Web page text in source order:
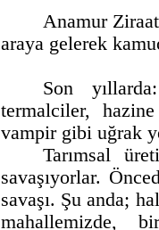
Anamur
araya gelerek
Son
termalciler,
vampir gibi uğrak
Tarımsal
savaşıyorlar.
savaşı. Şu anda;
mahallemizde,